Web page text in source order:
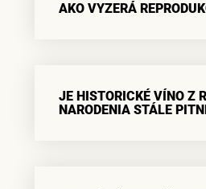
AKO VYZERÁ
JE HISTORICKÉ VÍNO Z
NARODENIA STÁLE